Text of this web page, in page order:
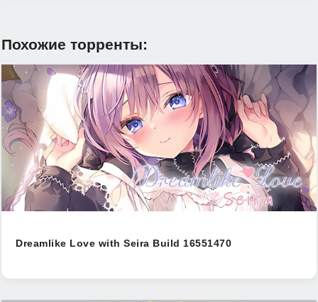
Похожие торренты:
Dreamlike Love with Seira Build 16551470